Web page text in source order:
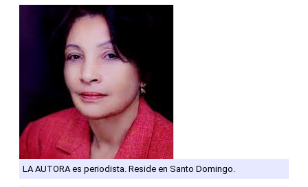
LA AUTORA es periodista. Reside en Santo Domingo.